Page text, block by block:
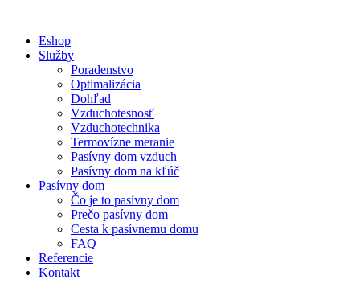
obsah
Eshop
Služby
Poradenstvo
Optimalizácia
Dohľad
Vzduchotesnosť
Vzduchotechnika
Termovízne meranie
Pasívny dom vzduch
Pasívny dom na kľúč
Pasívny dom
Čo je to pasívny dom
Prečo pasívny dom
Cesta k pasívnemu domu
FAQ
Referencie
Kontakt